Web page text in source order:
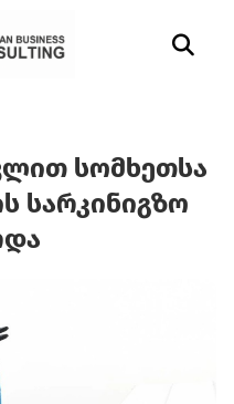
სომხეთსა
სარკინიგზო